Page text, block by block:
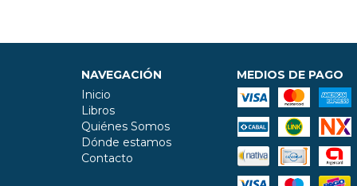
NAVEGACIÓN
Inicio
Libros
Quiénes Somos
Dónde estamos
Contacto
MEDIOS DE PAGO